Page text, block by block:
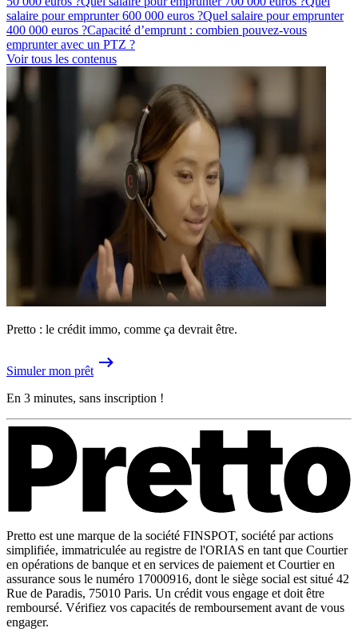
salaire pour emprunter 600 000 euros ?Quel salaire pour emprunter
400 000 euros ?Capacité d’emprunt : combien pouvez-vous
emprunter avec un PTZ ?
Voir tous les contenus
Pretto : le crédit immo, comme ça devrait être.
Simuler mon prêt
En 3 minutes, sans inscription !
Pretto est une marque de la société FINSPOT, société par actions
simplifiée, immatriculée au registre de l'ORIAS en tant que Courtier
en opérations de banque et en services de paiement et Courtier en
assurance sous le numéro 17000916, dont le siège social est situé 42
Rue de Paradis, 75010 Paris. Un crédit vous engage et doit être
remboursé. Vérifiez vos capacités de remboursement avant de vous
engager.